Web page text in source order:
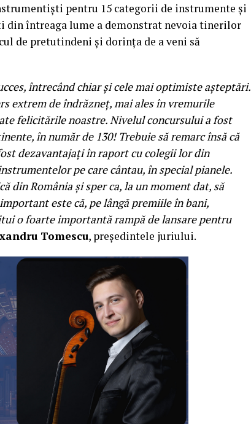
pentru 15 categorii de instrumente și
întreaga lume a demonstrat nevoia tinerilor
de pretutindeni și dorința de a veni să
întrecând chiar și cele mai optimiste așteptări.
extrem de îndrăzneț, mai ales în vremurile
felicitările noastre. Nivelul concursului a fost
în număr de 130! Trebuie să remarc însă că
dezavantajați în raport cu colegii lor din
pe care cântau, în special pianele.
din România și sper ca, la un moment dat, să
este că, pe lângă premiile în bani,
o foarte importantă rampă de lansare pentru
Tomescu, președintele juriului.